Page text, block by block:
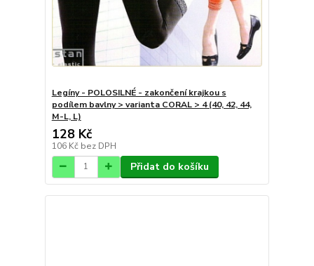
Legíny - POLOSILNÉ - zakončení krajkou s
podílem bavlny > varianta CORAL > 4 (40, 42, 44,
M-L, L)
128 Kč
106 Kč bez DPH
Přidat do košíku